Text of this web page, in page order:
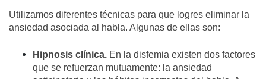
Utilizamos diferentes técnicas para que logres eliminar la
ansiedad asociada al habla. Algunas de ellas son:
Hipnosis clínica. En la disfemia existen dos factores
que se refuerzan mutuamente: la ansiedad